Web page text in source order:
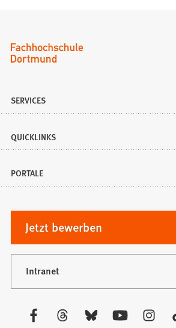
SERVICES
QUICKLINKS
PORTALE
Jetzt bewerben
(Öffnet
in
einem
neuen
Tab)
Intranet
(Öffnet
neuen
Besuchen